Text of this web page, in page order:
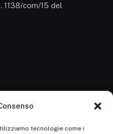
tecnologie come i
1138/com/15 del